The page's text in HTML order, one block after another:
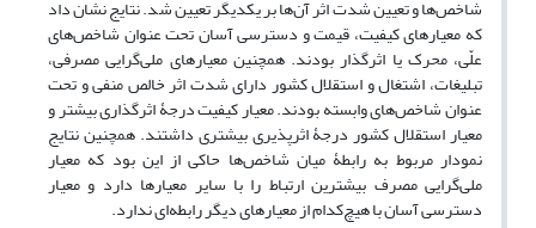
شاخص‌ها و تعیین شدت اثر آن‌ها بر یکدیگر تعیین شد. نتایج نشان داد
که معیارهای کیفیت، قیمت و دسترسی آسان تحت عنوان شاخص‌های
علّی، محرک یا اثرگذار بودند. همچنین معیارهای ملی‌گرایی مصرفی،
تبلیغات، اشتغال و استقلال کشور دارای شدت اثر خالص منفی و تحت
عنوان شاخص‌های وابسته بودند. معیار کیفیت درجۀ اثرگذاری بیشتر و
معیار استقلال کشور درجۀ اثرپذیری بیشتری داشتند. همچنین نتایج
نمودار مربوط به رابطۀ میان شاخص‌ها حاکی از این بود که معیار
ملی‌گرایی مصرف بیشترین ارتباط را با سایر معیارها دارد و معیار
دسترسی آسان با هیچ‌کدام از معیارهای دیگر رابطه‌ای ندارد.